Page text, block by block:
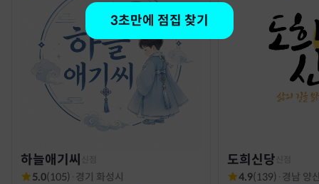
3초만에 점집 찾기
하늘애기씨
5.0(105) · 경기 화성시
도희신당
4.9(139) · 경남 양